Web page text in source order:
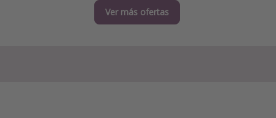
Ver más ofertas